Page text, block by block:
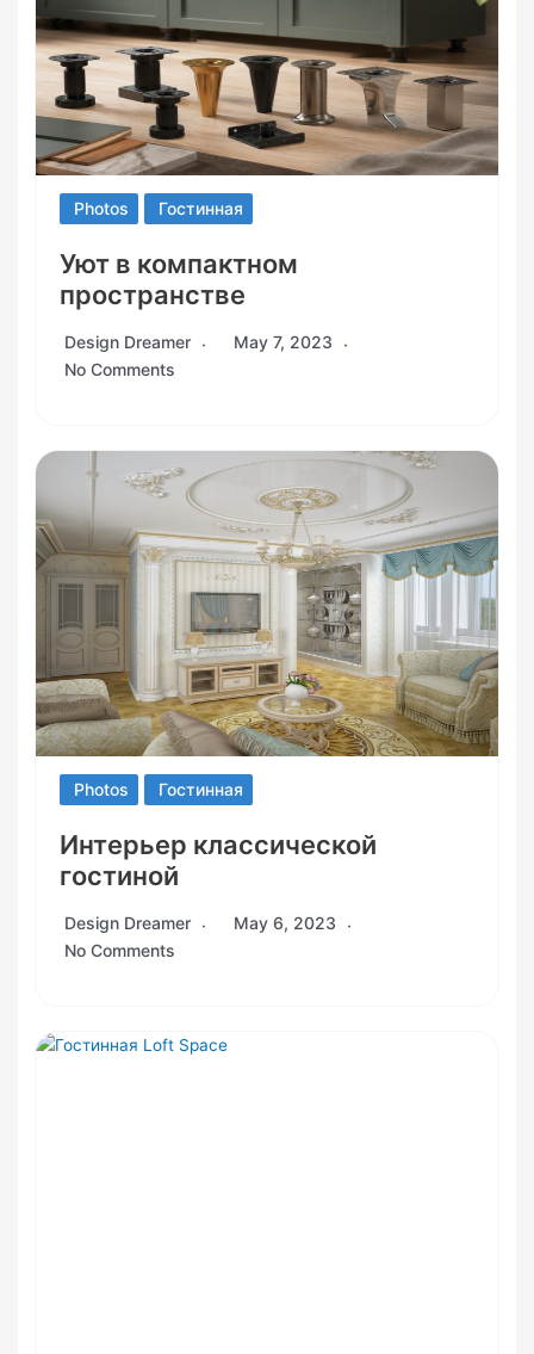
Photos Гостинная
Уют в компактном
пространстве
Design Dreamer
May 7, 2023
No Comments
Photos Гостинная
Интерьер классической
гостиной
Design Dreamer
May 6, 2023
No Comments